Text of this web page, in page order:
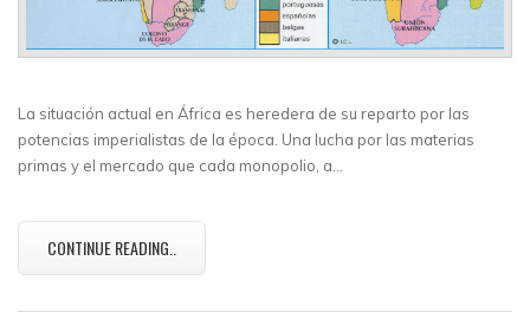
La situación actual en África es heredera de su reparto por las
potencias imperialistas de la época. Una lucha por las materias
primas y el mercado que cada monopolio, a…
CONTINUE READING..